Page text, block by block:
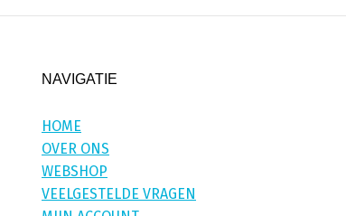
NAVIGATIE
HOME
OVER ONS
WEBSHOP
VEELGESTELDE VRAGEN